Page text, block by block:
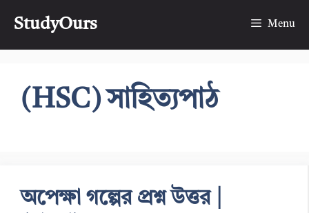
StudyOurs Menu
(HSC) সাহিত্যপাঠ
অপেক্ষা গল্পের প্রশ্ন উত্তর |